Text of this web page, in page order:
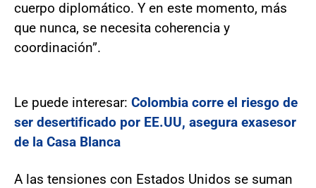
cuerpo diplomático. Y en este momento, más
que nunca, se necesita coherencia y
coordinación”.
Le puede interesar: Colombia corre el riesgo de
ser desertificado por EE.UU, asegura exasesor
de la Casa Blanca
A las tensiones con Estados Unidos se suman